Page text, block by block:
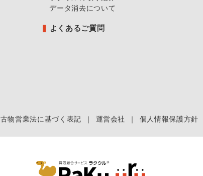
データ消去について
よくあるご質問
古物営業法に基づく表記 ｜ 運営会社 ｜ 個人情報保護方針